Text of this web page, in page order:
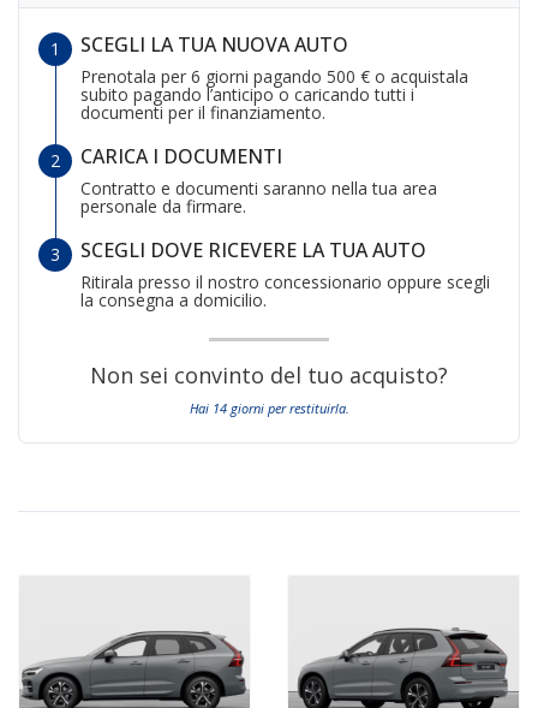
SCEGLI LA TUA NUOVA AUTO
Prenotala per 6 giorni pagando 500 € o acquistala
subito pagando l’anticipo o caricando tutti i
documenti per il finanziamento.
CARICA I DOCUMENTI
Contratto e documenti saranno nella tua area
personale da firmare.
SCEGLI DOVE RICEVERE LA TUA AUTO
Ritirala presso il nostro concessionario oppure scegli
la consegna a domicilio.
Non sei convinto del tuo acquisto?
Hai 14 giorni per restituirla.